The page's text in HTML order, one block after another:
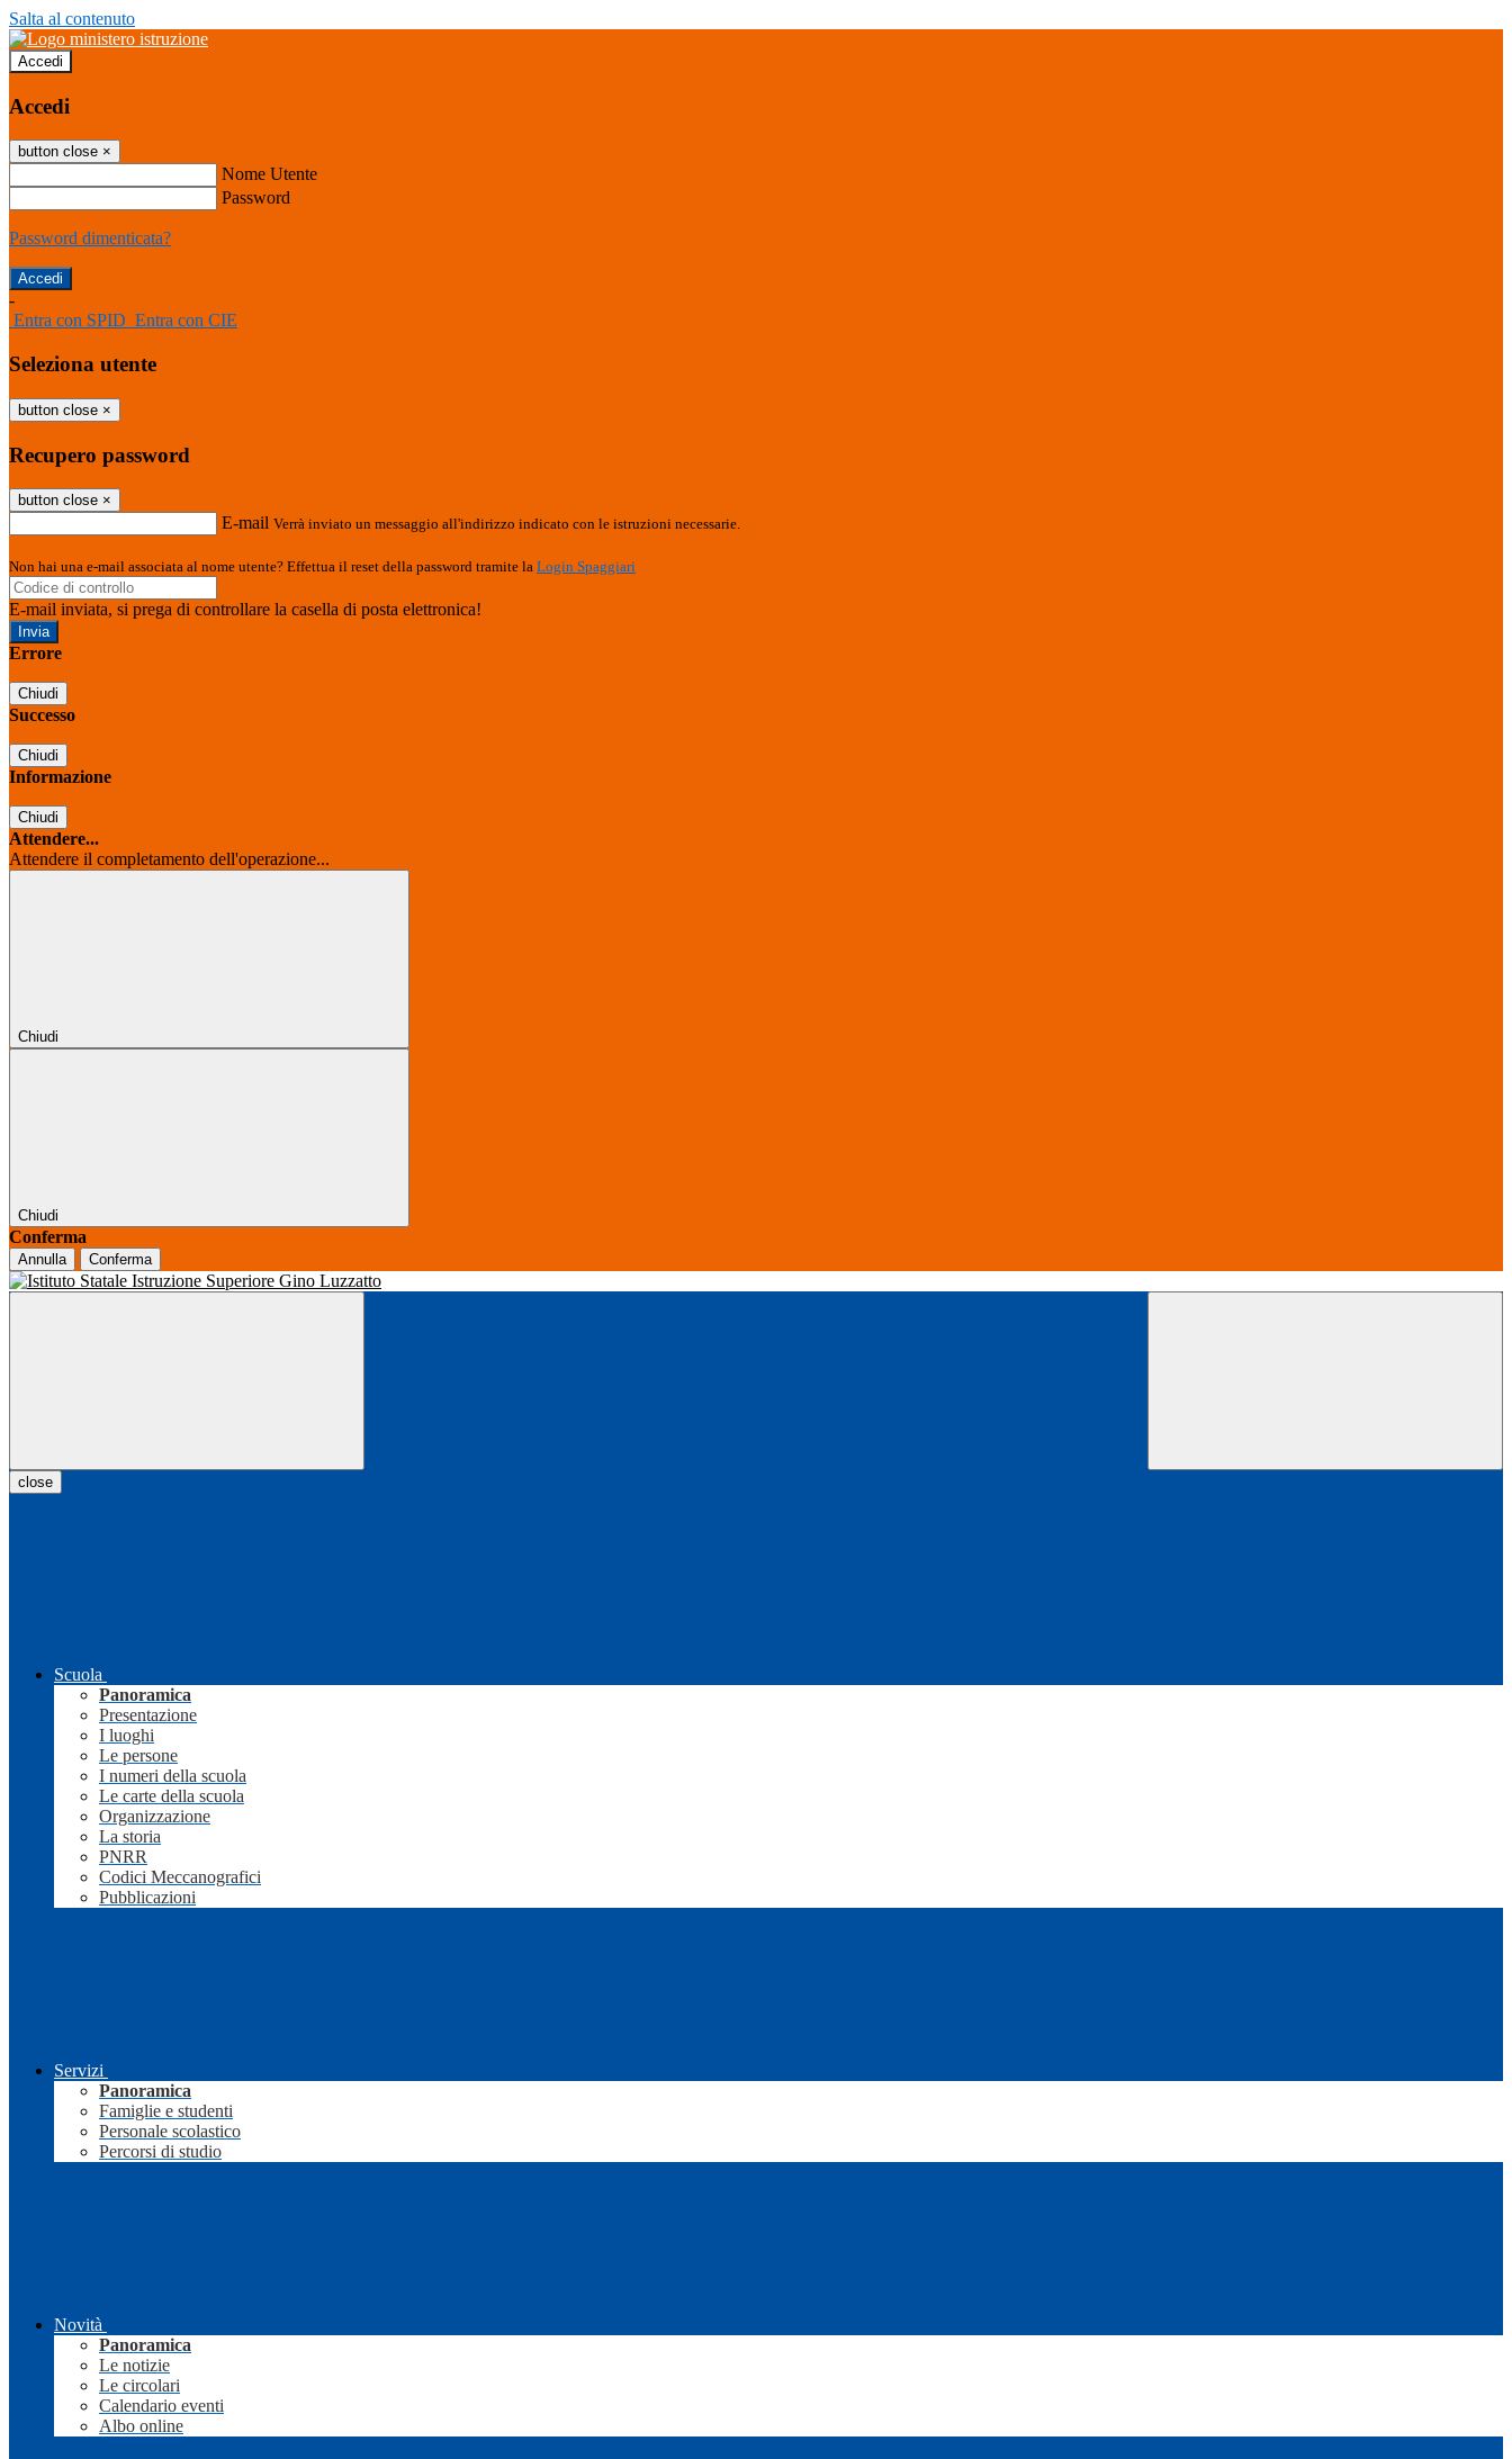
Salta al contenuto
Accedi
Accedi
button close ×
Nome Utente
Password
Password dimenticata?
-
Entra con SPID Entra con CIE
Seleziona utente
button close ×
Recupero password
button close ×
E-mail Verrà inviato un messaggio all'indirizzo indicato con le istruzioni necessarie.
Non hai una e-mail associata al nome utente? Effettua il reset della password tramite la Login Spaggiari
E-mail inviata, si prega di controllare la casella di posta elettronica!
Errore
Chiudi
Successo
Chiudi
Informazione
Chiudi
Attendere...
Attendere il completamento dell'operazione...
Chiudi
Chiudi
Conferma
Annulla Conferma
close
Scuola
Panoramica
Presentazione
I luoghi
Le persone
I numeri della scuola
Le carte della scuola
Organizzazione
La storia
PNRR
Codici Meccanografici
Pubblicazioni
Servizi
Panoramica
Famiglie e studenti
Personale scolastico
Percorsi di studio
Novità
Panoramica
Le notizie
Le circolari
Calendario eventi
Albo online